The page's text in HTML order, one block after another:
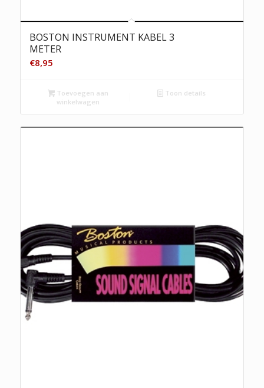
BOSTON INSTRUMENT KABEL 3
METER
€8,95
Toevoegen aan
winkelwagen
Toon details